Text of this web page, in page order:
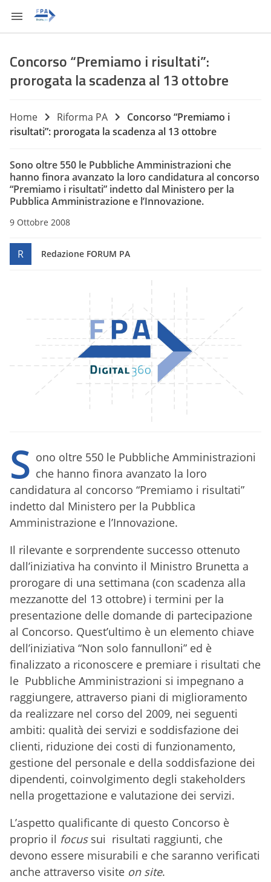
Concorso “Premiamo i risultati”:
prorogata la scadenza al 13 ottobre
Home Riforma PA
Concorso “Premiamo i
risultati”: prorogata la scadenza al 13 ottobre
Sono oltre 550 le Pubbliche Amministrazioni che
hanno finora avanzato la loro candidatura al concorso
“Premiamo i risultati” indetto dal Ministero per la
Pubblica Amministrazione e l’Innovazione.
9 Ottobre 2008
R Redazione FORUM PA
S ono oltre 550 le Pubbliche Amministrazioni
che hanno finora avanzato la loro
candidatura al concorso “Premiamo i risultati”
indetto dal Ministero per la Pubblica
Amministrazione e l’Innovazione.
Il rilevante e sorprendente successo ottenuto
dall’iniziativa ha convinto il Ministro Brunetta a
prorogare di una settimana (con scadenza alla
mezzanotte del 13 ottobre) i termini per la
presentazione delle domande di partecipazione
al Concorso. Quest’ultimo è un elemento chiave
dell’iniziativa “Non solo fannulloni” ed è
finalizzato a riconoscere e premiare i risultati che
le Pubbliche Amministrazioni si impegnano a
raggiungere, attraverso piani di miglioramento
da realizzare nel corso del 2009, nei seguenti
ambiti: qualità dei servizi e soddisfazione dei
clienti, riduzione dei costi di funzionamento,
gestione del personale e della soddisfazione dei
dipendenti, coinvolgimento degli stakeholders
nella progettazione e valutazione dei servizi.
L’aspetto qualificante di questo Concorso è
proprio il focussui risultati raggiunti, che
devono essere misurabili e che saranno verificati
anche attraverso visite on site.